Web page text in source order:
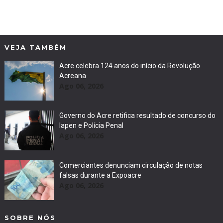
VEJA TAMBÉM
Acre celebra 124 anos do início da Revolução
Acreana
Governo do Acre retifica resultado de concurso do
Iapen e Polícia Penal
Comerciantes denunciam circulação de notas
falsas durante a Expoacre
SOBRE NÓS